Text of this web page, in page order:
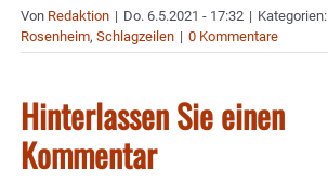
Von Redaktion | Do. 6.5.2021 - 17:32 | Kategorien:
Rosenheim, Schlagzeilen | 0 Kommentare
Hinterlassen Sie einen
Kommentar